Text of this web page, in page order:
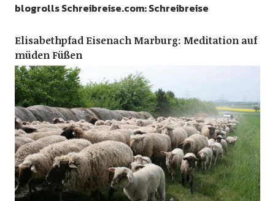
blogrolls Schreibreise.com: Schreibreise
Elisabethpfad Eisenach Marburg: Meditation auf
müden Füßen